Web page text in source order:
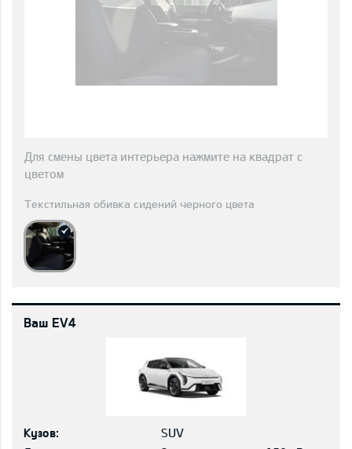
Для смены цвета интерьера нажмите на квадрат с
цветом
Текстильная обивка сидений черного цвета
Ваш EV4
Кузов:
SUV